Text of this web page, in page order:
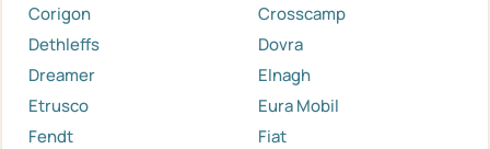
Corigon
Crosscamp
Dethleffs
Dovra
Dreamer
Elnagh
Etrusco
Eura Mobil
Fendt
Fiat